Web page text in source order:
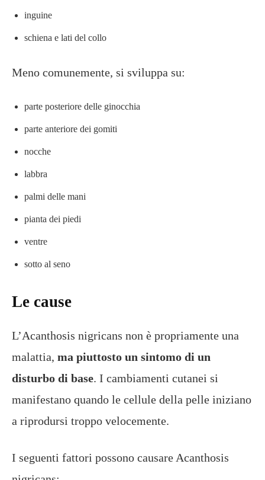
inguine
schiena e lati del collo
Meno comunemente, si sviluppa su:
parte posteriore delle ginocchia
parte anteriore dei gomiti
nocche
labbra
palmi delle mani
pianta dei piedi
ventre
sotto al seno
Le cause
L’Acanthosis nigricans non è propriamente una
malattia, ma piuttosto un sintomo di un
disturbo di base. I cambiamenti cutanei si
manifestano quando le cellule della pelle iniziano
a riprodursi troppo velocemente.
I seguenti fattori possono causare Acanthosis